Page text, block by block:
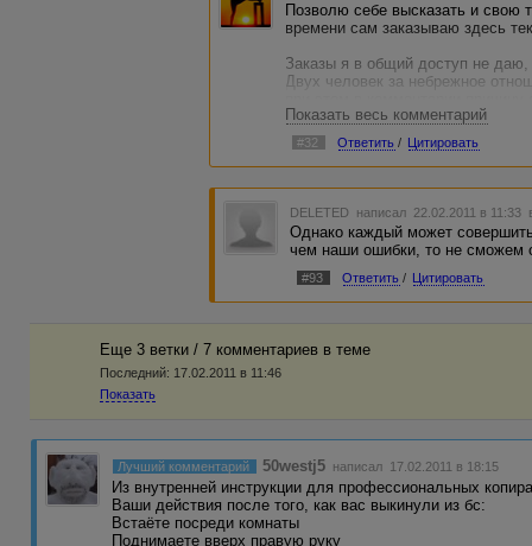
Позволю себе высказать и свою
времени сам заказываю здесь
Заказы я в общий доступ не
Двух человек за небрежное
не будут))) Я на них тоже,
раза хватило, но это не было
продавцом.
Да и не буду я избегать
это глупо. Другое дело, если
встрече - тогда такие ошибки
это произошло или нет, почти
Да, у некоторых вебмастеров
Показать весь комментарий
#32 Ответить / Цитировать
DELETED написал 22.02.2011 в 11:33
Однако каждый может
чем наши ошибки, то не сможем
#93 Ответить / Цитировать
Еще 3 ветки / 7 комментариев в темe
Последний: 17.02.2011 в 11:46
Показать
Лучший комментарий 50westj5 написал 17.02.2011 в 18:15
Из внутренней инструкции для профессиональных
Ваши действия после того, как вас выкинули из бс:
Встаёте посреди комнаты
Поднимаете вверх правую руку